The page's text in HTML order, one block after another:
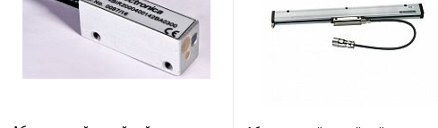
В избранное
Под заказ
В избранное
Под заказ